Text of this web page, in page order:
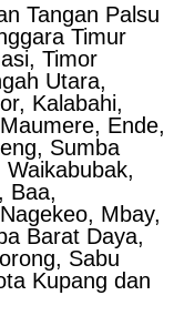
Tangan Palsu
Timur
Timor
Utara,
Kalabahi,
Ende,
Sumba
Baa,
Mbay,
Barat Daya,
Sabu
Kupang dan